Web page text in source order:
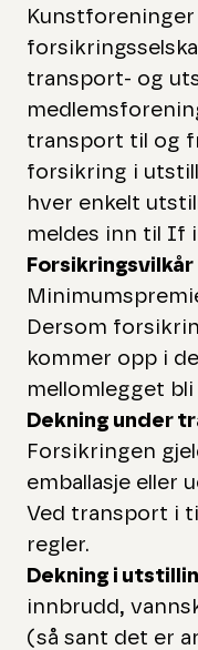
Kunstforeninger
transport- og
transport til og
forsikring i
hver enkelt
meldes inn til If
Forsikringsvilkår
Dersom
kommer opp i
mellomlegget
Dekning under
Forsikringen
emballasje eller
Ved transport i
regler.
Dekning i
innbrudd,
(så sant det er